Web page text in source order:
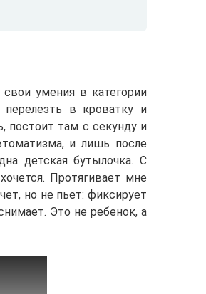
умения в категории
перелезть в кроватку и
постоит там с секунду и
и лишь после
детская бутылочка. С
Протягивает мне
но не пьет: фиксирует
Это не ребенок, а